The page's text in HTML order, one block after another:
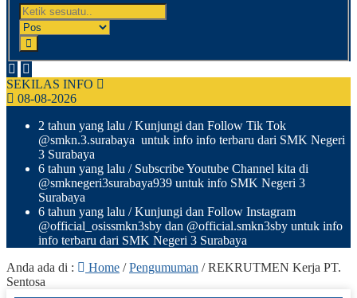
SEKILAS INFO
08-08-2026
2 tahun yang lalu / Kunjungi dan Follow Tik Tok
@smkn.3.surabaya untuk info info terbaru dari SMK Negeri
3 Surabaya
6 tahun yang lalu / Subscribe Youtube Channel kita di
@smknegeri3surabaya939 untuk info SMK Negeri 3
Surabaya
6 tahun yang lalu / Kunjungi dan Follow Instagram
@official_osissmkn3sby dan @official.smkn3sby untuk info
info terbaru dari SMK Negeri 3 Surabaya
Anda ada di :
Home /Pengumuman /REKRUTMEN Kerja PT.
Sentosa